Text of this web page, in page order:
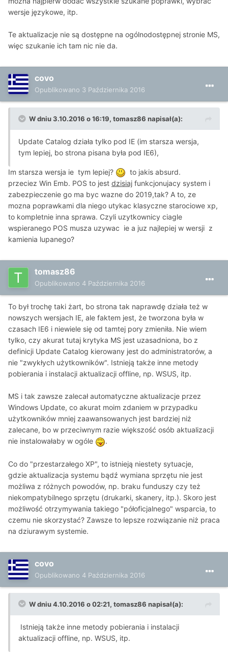
wersje językowe, itp.
Te aktualizacje nie są dostępne na ogólnodostępnej stronie MS,
więc szukanie ich tam nic nie da.
covo
Opublikowano 3 Października 2016
W dniu 3.10.2016 o 16:19, tomasz86 napisał(a):
Update Catalog działa tylko pod IE (im starsza wersja,
tym lepiej, bo strona pisana była pod IE6),
Im starsza wersja ie tym lepiej?
to jakis absurd.
przeciez Win Emb. POS to jest dzisiaj funkcjonujacy system i
zabezpieczenie go ma byc wazne do 2019,tak? A to, ze
mozna poprawkami dla niego utykac klasyczne starociowe xp,
to kompletnie inna sprawa. Czyli uzytkownicy ciagle
wspieranego POS musza uzywac ie a juz najlepiej w wersji z
kamienia lupanego?
tomasz86
Opublikowano 4 Października 2016
To był trochę taki żart, bo strona tak naprawdę działa też w
nowszych wersjach IE, ale faktem jest, że tworzona była w
czasach IE6 i niewiele się od tamtej pory zmieniła. Nie wiem
tylko, czy akurat tutaj krytyka MS jest uzasadniona, bo z
definicji Update Catalog kierowany jest do administratorów, a
nie "zwykłych użytkowników". Istnieją także inne metody
pobierania i instalacji aktualizacji offline, np. WSUS, itp.
MS i tak zawsze zalecał automatyczne aktualizacje przez
Windows Update, co akurat moim zdaniem w przypadku
użytkowników mniej zaawansowanych jest bardziej niż
zalecane, bo w przeciwnym razie większość osób aktualizacji
nie instalowałaby w ogóle
.
Co do "przestarzałego XP", to istnieją niestety sytuacje,
gdzie aktualizacja systemu bądź wymiana sprzętu nie jest
możliwa z różnych powodów, np. braku funduszy czy też
niekompatybilnego sprzętu (drukarki, skanery, itp.). Skoro jest
możliwość otrzymywania takiego "półoficjalnego" wsparcia, to
czemu nie skorzystać? Zawsze to lepsze rozwiązanie niż praca
na dziurawym systemie.
covo
Opublikowano 4 Października 2016
W dniu 4.10.2016 o 02:21, tomasz86 napisał(a):
Istnieją także inne metody pobierania i instalacji
aktualizacji offline, np. WSUS, itp.